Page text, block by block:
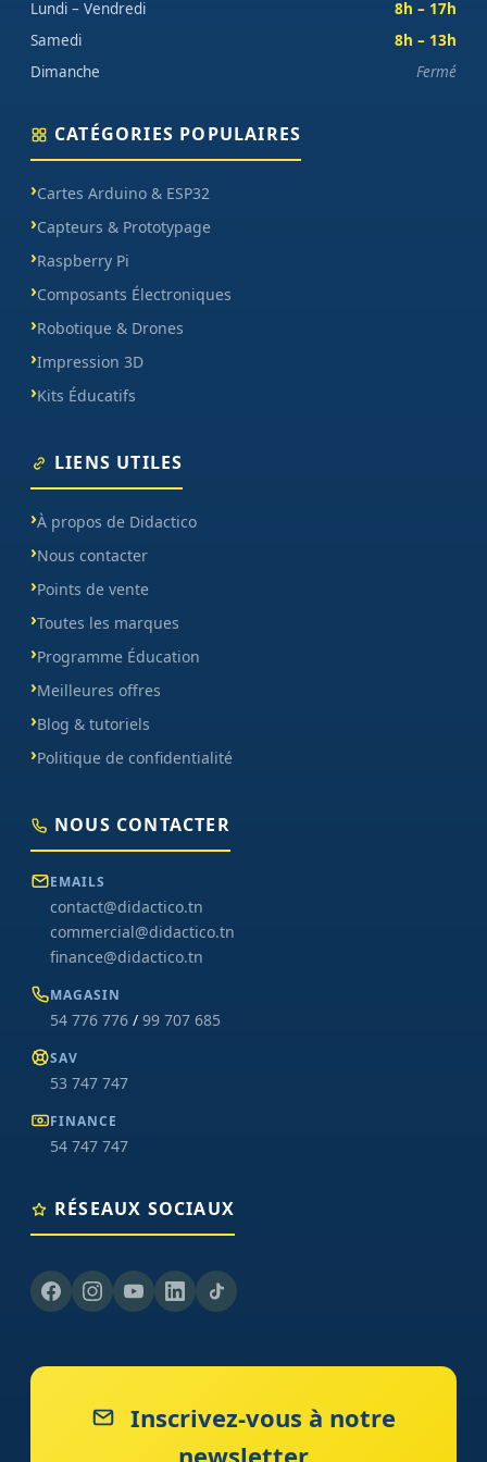
Lundi – Vendredi
8h – 17h
Samedi
8h – 13h
Dimanche
Fermé
CATÉGORIES POPULAIRES
Cartes Arduino & ESP32
Capteurs & Prototypage
Raspberry Pi
Composants Électroniques
Robotique & Drones
Impression 3D
Kits Éducatifs
LIENS UTILES
À propos de Didactico
Nous contacter
Points de vente
Toutes les marques
Programme Éducation
Meilleures offres
Blog & tutoriels
Politique de confidentialité
NOUS CONTACTER
EMAILS
contact@didactico.tn
commercial@didactico.tn
finance@didactico.tn
MAGASIN
54 776 776 / 99 707 685
SAV
53 747 747
FINANCE
54 747 747
RÉSEAUX SOCIAUX
Inscrivez-vous à notre